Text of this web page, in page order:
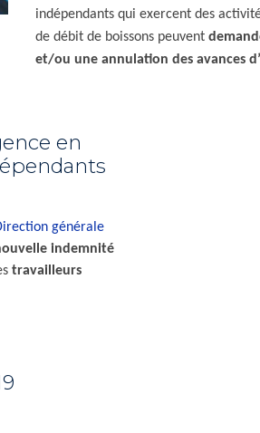
indépendants qui exercent des
de débit de boissons peuvent
et/ou une annulation des avances
en
générale
indemnité
travailleurs